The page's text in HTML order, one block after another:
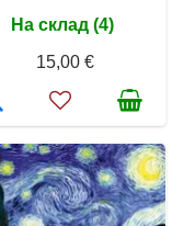
На склад (4)
15,00 €